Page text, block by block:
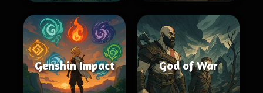
Genshin Impact God of War